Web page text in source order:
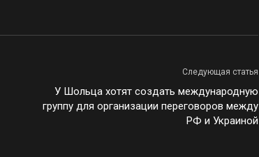
Следующая статья
У Шольца хотят создать международную
группу для организации переговоров между
РФ и Украиной